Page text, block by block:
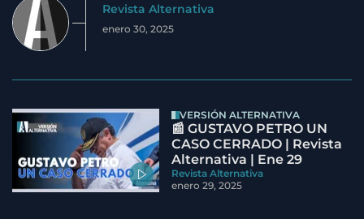
Revista Alternativa
enero 30, 2025
VERSIÓN ALTERNATIVA
📰 GUSTAVO PETRO UN
CASO CERRADO | Revista
Alternativa | Ene 29
Revista Alternativa
enero 29, 2025